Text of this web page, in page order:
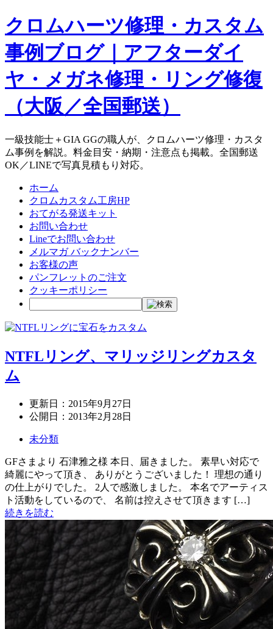
クロムハーツ修理・カスタム
事例ブログ｜アフターダイ
ヤ・メガネ修理・リング修復
（大阪／全国郵送）
一級技能士＋GIA GGの職人が、クロムハーツ修理・カスタ
ム事例を解説。料金目安・納期・注意点も掲載。全国郵送
OK／LINEで写真見積もり対応。
ホーム
クロムカスタム工房HP
おてがる発送キット
お問い合わせ
Lineでお問い合わせ
メルマガ バックナンバー
お客様の声
パンフレットのご注文
クッキーポリシー
NTFLリング、マリッジリングカスタ
ム
更新日： 2015年9月27日
公開日： 2013年2月28日
未分類
GFさまより 石津雅之様 本日、届きました。 素早い対応で
綺麗にやって頂き、 ありがとうございました！ 理想の通り
の仕上がりでした。 2人で感激しました。 本名でアーティス
ト活動をしているので、 名前は控えさせて頂きます […]
続きを読む